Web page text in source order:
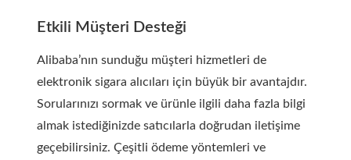
Etkili Müşteri Desteği
Alibaba’nın sunduğu müşteri hizmetleri de
elektronik sigara alıcıları için büyük bir avantajdır.
Sorularınızı sormak ve ürünle ilgili daha fazla bilgi
almak istediğinizde satıcılarla doğrudan iletişime
geçebilirsiniz. Çeşitli ödeme yöntemleri ve